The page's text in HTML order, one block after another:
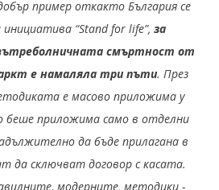
пример откакто България се
“Stand for life”, за
смъртност от
е намаляла три пъти. През
е масово приложима у
беше приложима само в отделни
да бъде прилагана в
да сключват договор с касата.
модерните, методики -